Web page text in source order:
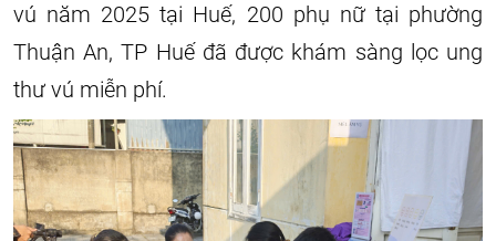
vú năm 2025 tại Huế, 200 phụ nữ tại phường
Thuận An, TP Huế đã được khám sàng lọc ung
thư vú miễn phí.